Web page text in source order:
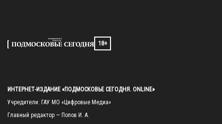
18+
ИНТЕРНЕТ-ИЗДАНИЕ «ПОДМОСКОВЬЕ СЕГОДНЯ. ONLINE»
Учредители: ГАУ МО «Цифровые Медиа»
Главный редактор — Попов И. А.